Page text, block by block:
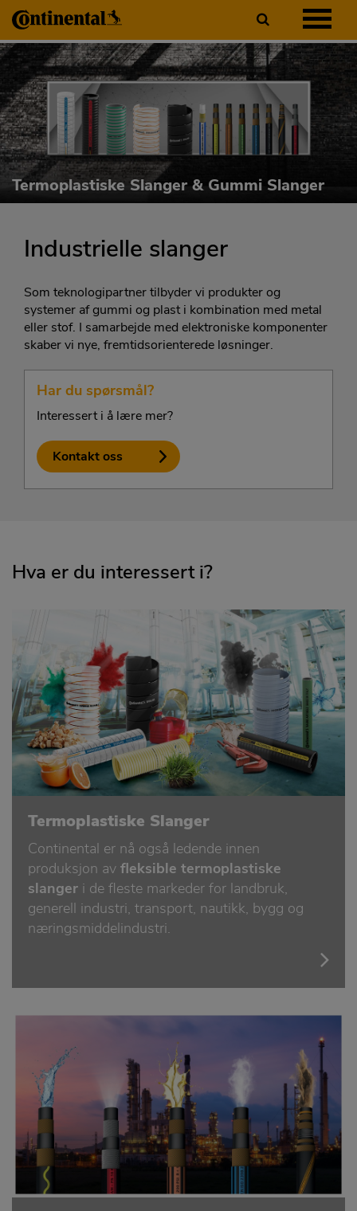
Termoplastiske Slanger & Gummi Slanger
Industrielle slanger
Som teknologipartner tilbyder vi produkter og
systemer af gummi og plast i kombination med metal
eller stof. I samarbejde med elektroniske komponenter
skaber vi nye, fremtidsorienterede løsninger.
Har du spørsmål?
Interessert i å lære mer?
Kontakt oss
Hva er du interessert i?
Termoplastiske Slanger
Continental er nå også ledende innen
produksjon av fleksible termoplastiske
slanger i de fleste markeder for landbruk,
generell industri, transport, nautikk, bygg og
næringsmiddelindustri.